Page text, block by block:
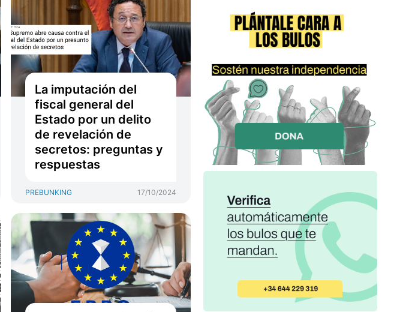
La imputación del
fiscal general del
Estado por un delito
de revelación de
secretos: preguntas y
respuestas
PREBUNKING 17/10/2024